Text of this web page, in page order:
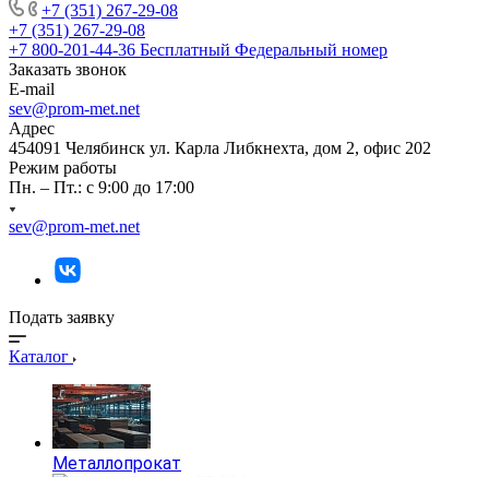
+7 (351) 267-29-08
+7 (351) 267-29-08
+7 800-201-44-36 Бесплатный Федеральный номер
Заказать звонок
E-mail
sev@prom-met.net
Адрес
454091 Челябинск ул. Карла Либкнехта, дом 2, офис 202
Режим работы
Пн. – Пт.: с 9:00 до 17:00
sev@prom-met.net
Подать заявку
Каталог
Металлопрокат